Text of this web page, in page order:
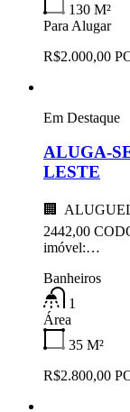
130 M²
Para Alugar
R$2.000,00
Em Destaque
ALUGA-
LESTE
🏢
2442,00
imóvel:…
Banheiros
1
Área
35 M²
R$2.800,00